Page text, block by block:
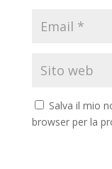
Salva il mio
browser per la